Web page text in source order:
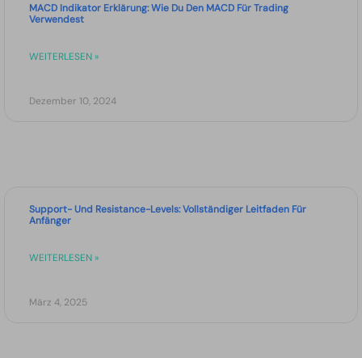
MACD Indikator Erklärung: Wie Du Den MACD Für Trading
Verwendest
WEITERLESEN »
Dezember 10, 2024
Support- Und Resistance-Levels: Vollständiger Leitfaden Für
Anfänger
WEITERLESEN »
März 4, 2025